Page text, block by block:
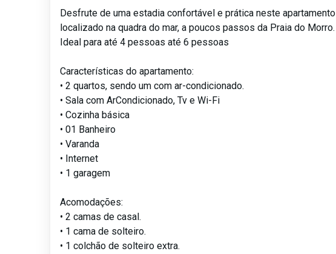
Desfrute de uma estadia confortável e prática neste apartamento
localizado na quadra do mar, a poucos passos da Praia do Morro.
Ideal para até 4 pessoas até 6 pessoas
Características do apartamento:
• 2 quartos, sendo um com ar-condicionado.
• Sala com ArCondicionado, Tv e Wi-Fi
• Cozinha básica
• 01 Banheiro
• Varanda
• Internet
• 1 garagem
Acomodações:
• 2 camas de casal.
• 1 cama de solteiro.
• 1 colchão de solteiro extra.